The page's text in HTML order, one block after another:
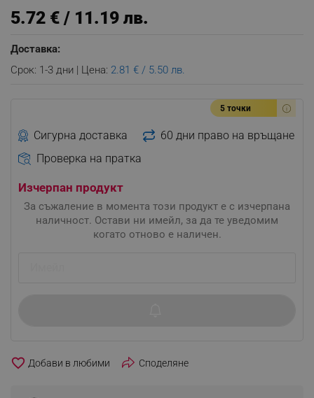
5.72 € / 11.19 лв.
Доставка:
Срок: 1-3 дни | Цена: 2.81 € / 5.50 лв.
5 точки
Сигурна доставка
60 дни право на връщане
Проверка на пратка
Изчерпан продукт
За съжаление в момента този продукт е с изчерпана
наличност. Остави ни имейл, за да те уведомим
когато отново е наличен.
favorite_border Споделяне